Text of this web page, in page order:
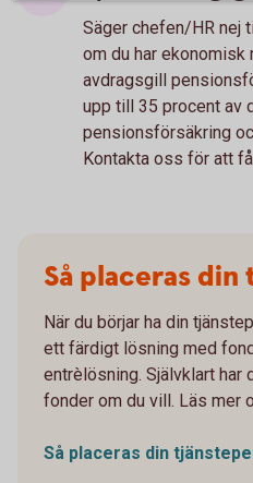
Säger chefen/HR nej
om du har ekonomisk
avdragsgill
upp till 35 procent av
pensionsförsäkring
Kontakta oss för att
Så placeras
När du börjar ha din
ett färdigt lösning med
entrèlösning. Självklart har
fonder om du vill. Läs mer
Så placeras din